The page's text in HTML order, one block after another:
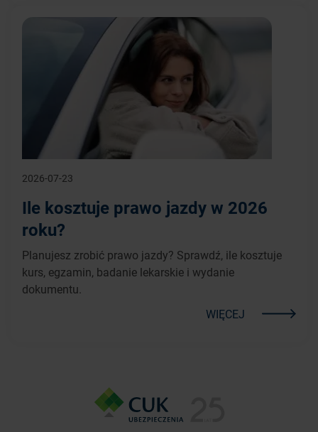
2026-07-23
Ile kosztuje prawo jazdy w 2026
roku?
Planujesz zrobić prawo jazdy? Sprawdź, ile kosztuje
kurs, egzamin, badanie lekarskie i wydanie
dokumentu.
WIĘCEJ